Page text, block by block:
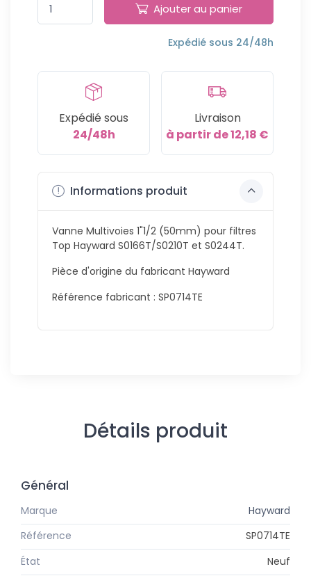
Ajouter au panier
Expédié sous 24/48h
Expédié sous
24/48h
Livraison
à partir de 12,18 €
Informations produit
Vanne Multivoies 1"1/2 (50mm) pour filtres
Top Hayward S0166T/S0210T et S0244T.
Pièce d'origine du fabricant Hayward
Référence fabricant : SP0714TE
Détails produit
Général
Marque
Hayward
Référence
SP0714TE
État
Neuf